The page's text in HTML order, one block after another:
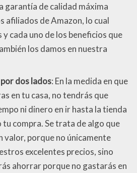
garantía de calidad máxima
afiliados de Amazon, lo cual
cada uno de los beneficios que
los damos en nuestra
dos lados: En la medida en que
en tu casa, no tendrás que
ni dinero en ir hasta la tienda
tu compra. Se trata de algo que
valor, porque no únicamente
excelentes precios, sino
ahorrar porque no gastarás en